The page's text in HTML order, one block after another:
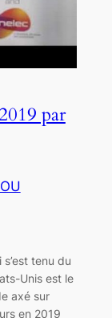
par
tenu du
Unis est le
axé sur
en 2019